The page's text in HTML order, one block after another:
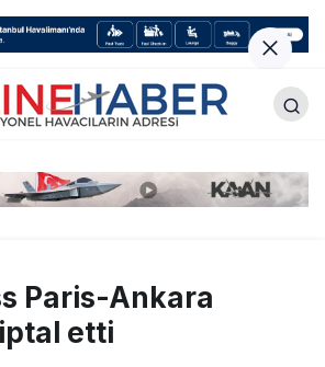
Paris-Ankara
iptal etti